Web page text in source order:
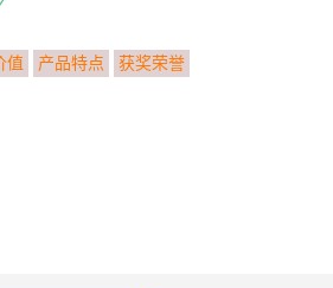
值 产品特点 获奖荣誉